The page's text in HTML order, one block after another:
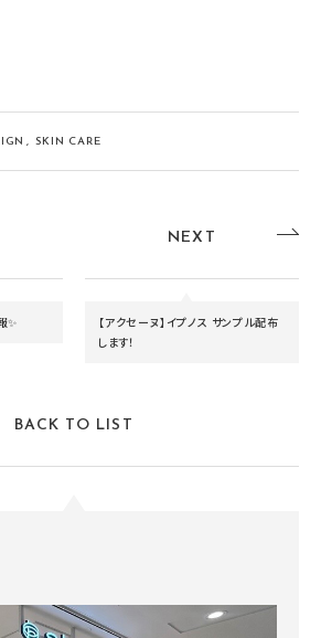
SKIN CARE
✨
NEXT
【アクセーヌ】イプノス サンプル配布
します！
BACK TO LIST